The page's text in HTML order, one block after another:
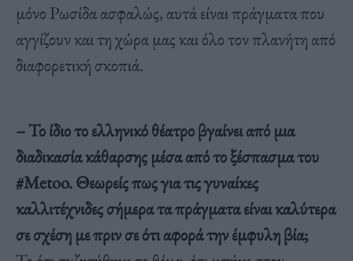
μόνο Ρωσίδα ασφαλώς, αυτά είναι πράγματα που
αγγίζουν και τη χώρα μας και όλο τον πλανήτη από
διαφορετική σκοπιά.
– Το ίδιο το ελληνικό θέατρο βγαίνει από μια
διαδικασία κάθαρσης μέσα από το ξέσπασμα του
#Metoo. Θεωρείς πως για τις γυναίκες
καλλιτέχνιδες σήμερα τα πράγματα είναι καλύτερα
σε σχέση με πριν σε ότι αφορά την έμφυλη βία;